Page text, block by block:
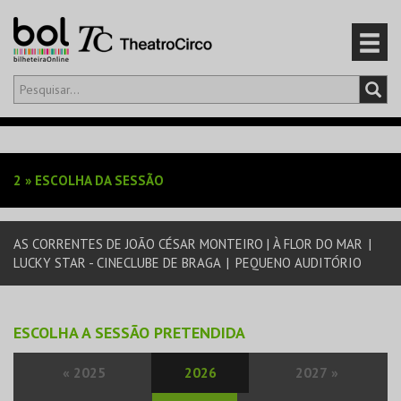
Olá,iniciar sessão
EVENTOS
CARTÕES
2 » ESCOLHA DA SESSÃO
AS CORRENTES DE JOÃO CÉSAR MONTEIRO | À FLOR DO MAR |
LUCKY STAR - CINECLUBE DE BRAGA | PEQUENO AUDITÓRIO
ESCOLHA A SESSÃO PRETENDIDA
« 2025 2026 2027 »